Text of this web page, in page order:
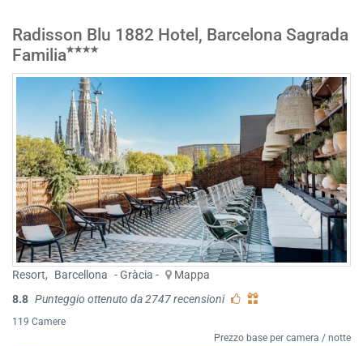
Radisson Blu 1882 Hotel, Barcelona Sagrada
Familia
Resort, Barcellona - Gràcia -
Mappa
8.8 Punteggio ottenuto da 2747 recensioni
119 Camere
Prezzo base per camera / notte